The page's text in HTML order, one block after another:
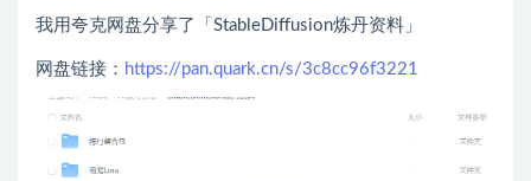
我用夸克网盘分享了「StableDiffusion炼丹资料」
网盘链接： https://pan.quark.cn/s/3c8cc96f3221